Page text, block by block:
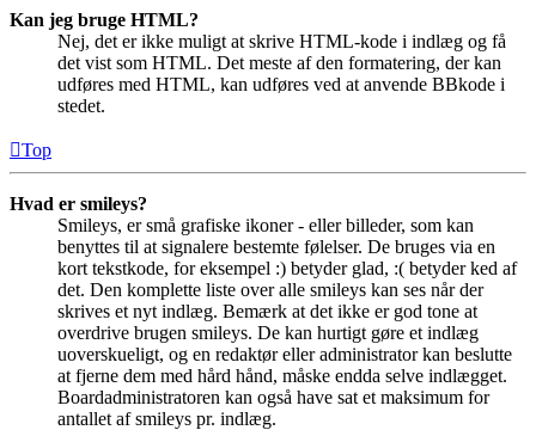
Kan jeg bruge HTML?
Nej, det er ikke muligt at skrive HTML-kode i indlæg og få
det vist som HTML. Det meste af den formatering, der kan
udføres med HTML, kan udføres ved at anvende BBkode i
stedet.
Top
Hvad er smileys?
Smileys, er små grafiske ikoner - eller billeder, som kan
benyttes til at signalere bestemte følelser. De bruges via en
kort tekstkode, for eksempel :) betyder glad, :( betyder ked af
det. Den komplette liste over alle smileys kan ses når der
skrives et nyt indlæg. Bemærk at det ikke er god tone at
overdrive brugen smileys. De kan hurtigt gøre et indlæg
uoverskueligt, og en redaktør eller administrator kan beslutte
at fjerne dem med hård hånd, måske endda selve indlægget.
Boardadministratoren kan også have sat et maksimum for
antallet af smileys pr. indlæg.